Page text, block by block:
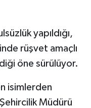
yapıldığı,
rüşvet amaçlı
öne sürülüyor.
isimlerden
Müdürü